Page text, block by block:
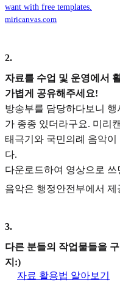
want with free templates.
miricanvas.com
2.
자료를 수업 및 운영에서
가볍게 공유해주세요!
방송부를 담당하다보니
가 종종 있더라구요. 미리
태극기와 국민의례 음악이
다.
다운로드하여 영상으로 쓰
음악은 행정안전부에서
3.
다른 분들의 작업물들을
지:)
자료 활용법 알아보기